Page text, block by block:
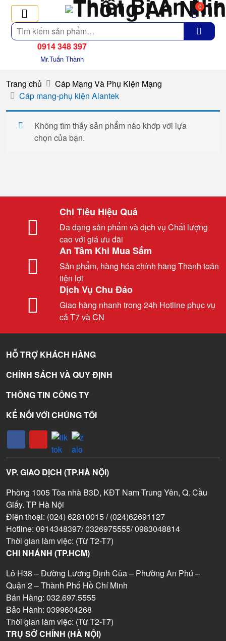
Tìm
kiếm
0
0914 348 397
Mr.Tuấn Thành
Trang chủ
Cáp Mạng Và Phụ Kiện Mạng
Cáp mang-phụ kiện Alantek
Không tìm thấy sản phẩm nào khớp với lựa
chọn của bạn.
Chi Tiêu Hiệu Quả
Đa dạng sản phẩm và dịch vụ Chất lượng
cao với giá ưu đãi
An Tâm Khi Mua Sắm
Sản phẩm, hàng hóa chính hãng Thanh toán
tiện lợi
Dịch Vụ Chu Đáo
Giao hàng nhanh trong 24h Hotline phục vụ
cả T7 và CN
HỖ TRỢ KHÁCH HÀNG
CHÍNH SÁCH VÀ QUY ĐỊNH
THÔNG TIN CÔNG TY
KẾ NỐI VỚI CHÚNG TÔI
VP. GIAO DỊCH (TP.HÀ NỘI)
Phòng 1005 Tòa nhà B3D, KĐT Nam Trung Yên, Q. Cầu
Giấy. TP Hà Nội
Điện thoại: (024) 62810015 / (024)62691127
Hotline: 0914348397/ 0326975555/ 0983048814
Thời gian làm việc: (Từ T2-T7)
CHI NHÁNH (TP.HCM)
Lô H38 – Đường Lương Định Của – Phường An Phú –
Quận 2 – Thành Phố Hồ Chí Minh
Bán Hàng: 032.697.5555
Bảo Hành: 0399604268
Thời gian làm việc: (Từ T2-T7)
TRỤ SỞ CHÍNH (HÀ NỘI)